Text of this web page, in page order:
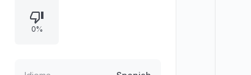
diálogos enfáticos y escenas como
el baile, el zapato, las pruebas y el
0%